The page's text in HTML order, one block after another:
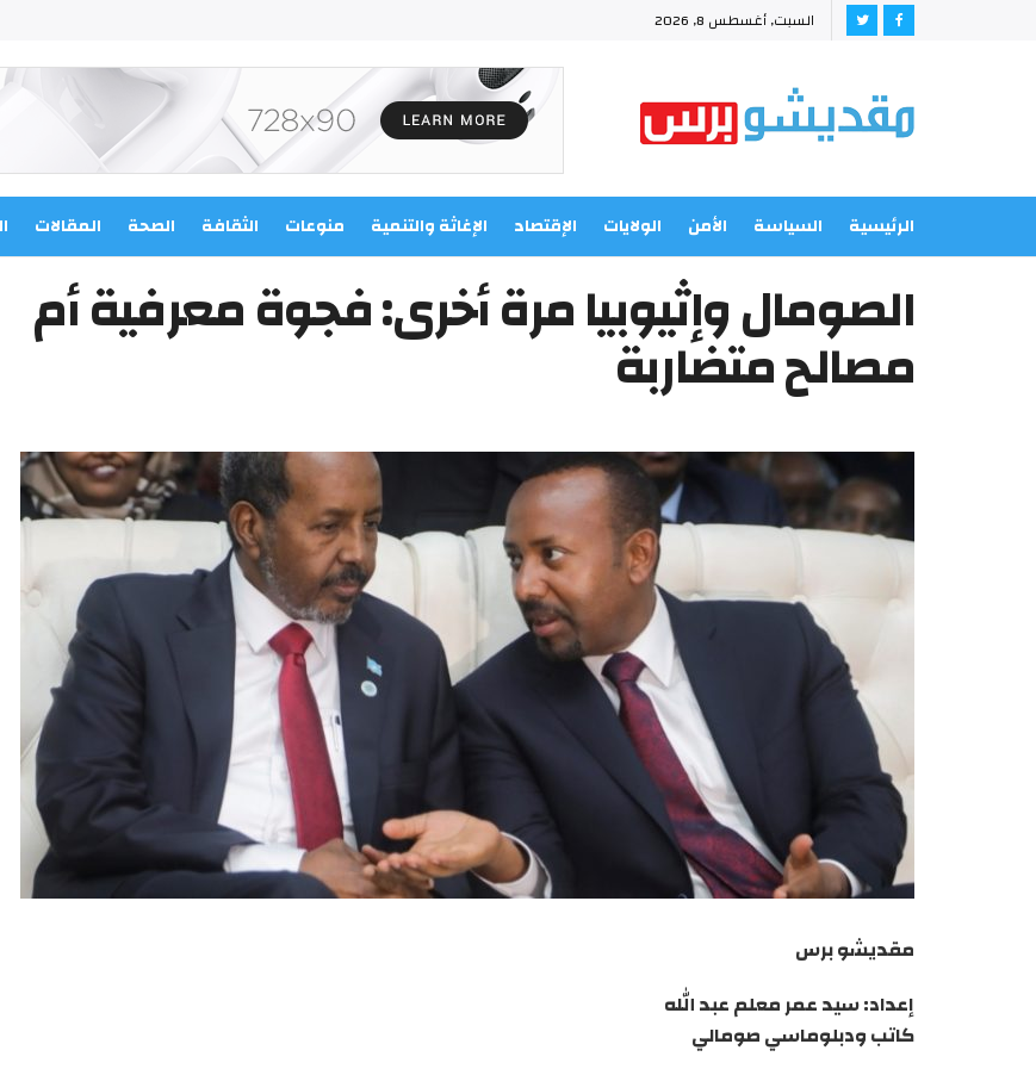
السبت, أغسطس 8, 2026
الرئيسية السياسة الأمن الولايات الإقتصاد الإغاثة والتنمية منوعات الثقافة الصحة المقالات
الصومال وإثيوبيا مرة أخرى: فجوة معرفية أم
مصالح متضاربة
مقديشو برس
إعداد: سيد عمر معلم عبد الله
كاتب ودبلوماسي صومالي